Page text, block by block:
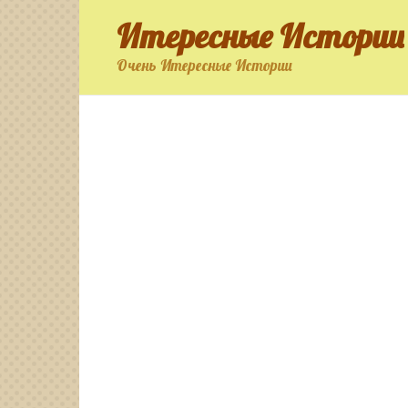
Итересные Истории
Очень Итересные Истории